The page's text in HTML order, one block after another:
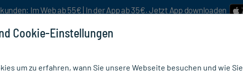
Im Web ab 55€ | In der App ab 35€. Jetzt App downloaden
Cookie-Einstellungen
um zu erfahren, wann Sie unsere Webseite besuchen und wie